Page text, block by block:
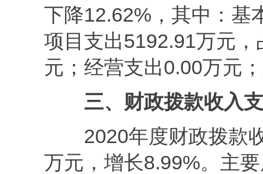
下降12.62%，其中：基
项目支出5192.91万元
元；经营支出0.00万元
三、财政拨款收入
2020年度财政拨款
万元，增长8.99%。主